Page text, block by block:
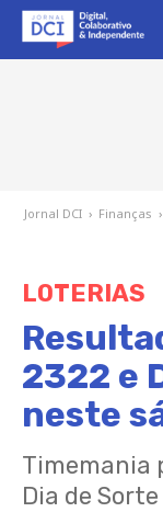
Jornal DCI › Finanças ›
LOTERIAS
2322 e
neste
Timemania
Dia de